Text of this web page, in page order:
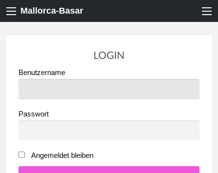
Mallorca-Basar
LOGIN
Benutzername
Passwort
Angemeldet bleiben